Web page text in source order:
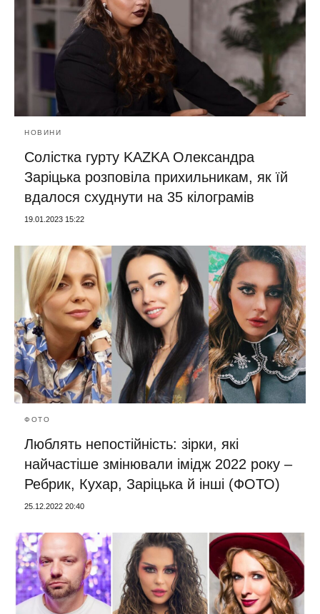
НОВИНИ
Солістка гурту KAZKA Олександра
Заріцька розповіла прихильникам, як їй
вдалося схуднути на 35 кілограмів
19.01.2023 15:22
ФОТО
Люблять непостійність: зірки, які
найчастіше змінювали імідж 2022 року –
Ребрик, Кухар, Заріцька й інші (ФОТО)
25.12.2022 20:40